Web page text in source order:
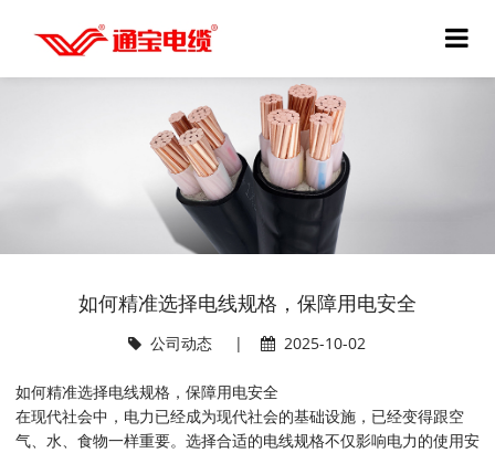
如何精准选择电线规格，保障用电安全
公司动态 | 2025-10-02
如何精准选择电线规格，保障用电安全
在现代社会中，电力已经成为现代社会的基础设施，已经变得跟空
气、水、食物一样重要。选择合适的电线规格不仅影响电力的使用安